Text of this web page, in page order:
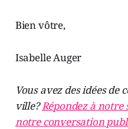
Bien vôtre,
Isabelle Auger
Vous avez des idées de
ville?Répondez à notre
notre conversation